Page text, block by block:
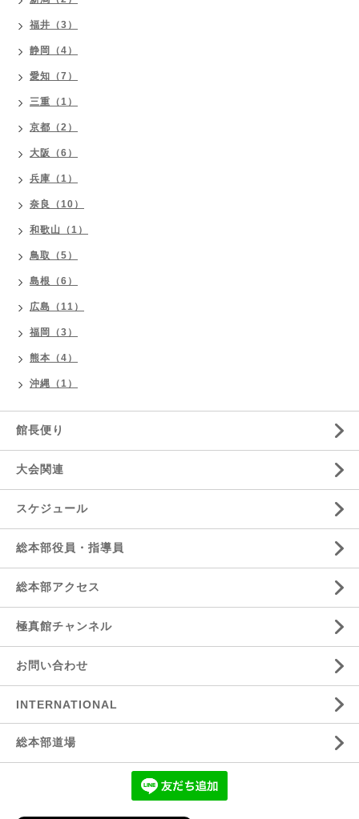
福井（3）
静岡（4）
愛知（7）
三重（1）
京都（2）
大阪（6）
兵庫（1）
奈良（10）
和歌山（1）
鳥取（5）
島根（6）
広島（11）
福岡（3）
熊本（4）
沖縄（1）
館長便り
大会関連
スケジュール
総本部役員・指導員
総本部アクセス
極真館チャンネル
お問い合わせ
INTERNATIONAL
総本部道場